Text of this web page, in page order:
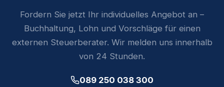
Fordern Sie jetzt Ihr individuelles Angebot an –
Buchhaltung, Lohn und Vorschläge für einen
externen Steuerberater. Wir melden uns innerhalb
von 24 Stunden.
089 250 038 300